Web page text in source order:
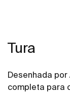
Tura
Desenhada por
completa para